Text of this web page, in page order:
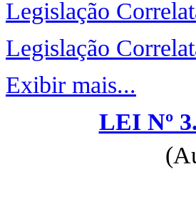
Legislação
Legislação
Exibir mais...
LEI Nº